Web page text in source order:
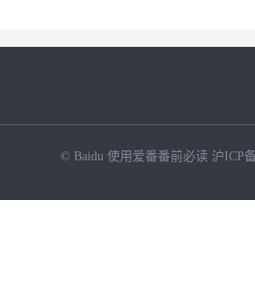
© Baidu 使用爱番番前必读 沪ICP